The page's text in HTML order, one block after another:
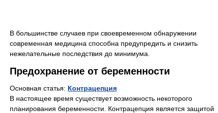
В большинстве случаев при своевременном обнаружении
современная медицина способна предупредить и снизить
нежелательные последствия до минимума.
Предохранение от беременности
Основная статья: Контрацепция
В настоящее время существует возможность некоторого
планирования беременности. Контрацепция является защитой